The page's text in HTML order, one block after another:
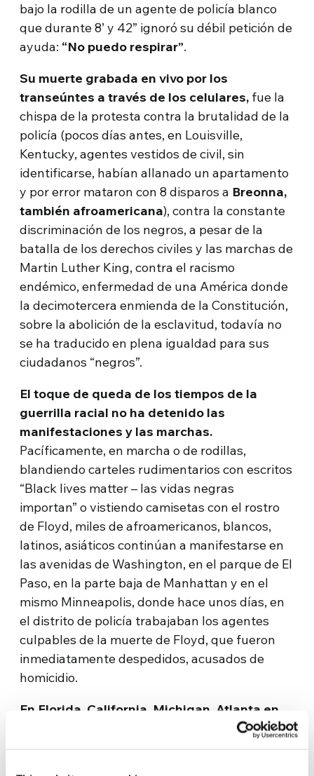
bajo la rodilla de un agente de policía blanco
que durante 8’ y 42” ignoró su débil petición de
ayuda: “No puedo respirar”.
Su muerte grabada en vivo por los
transeúntes a través de los celulares, fue la
chispa de la protesta contra la brutalidad de la
policía (pocos días antes, en Louisville,
Kentucky, agentes vestidos de civil, sin
identificarse, habían allanado un apartamento
y por error mataron con 8 disparos a Breonna,
también afroamericana), contra la constante
discriminación de los negros, a pesar de la
batalla de los derechos civiles y las marchas de
Martin Luther King, contra el racismo
endémico, enfermedad de una América donde
la decimotercera enmienda de la Constitución,
sobre la abolición de la esclavitud, todavía no
se ha traducido en plena igualdad para sus
ciudadanos “negros”.
El toque de queda de los tiempos de la
guerrilla racial no ha detenido las
manifestaciones y las marchas.
Pacíficamente, en marcha o de rodillas,
blandiendo carteles rudimentarios con escritos
“Black lives matter – las vidas negras
importan” o vistiendo camisetas con el rostro
de Floyd, miles de afroamericanos, blancos,
latinos, asiáticos continúan a manifestarse en
las avenidas de Washington, en el parque de El
Paso, en la parte baja de Manhattan y en el
mismo Minneapolis, donde hace unos días, en
el distrito de policía trabajaban los agentes
culpables de la muerte de Floyd, que fueron
inmediatamente despedidos, acusados de
homicidio.
En Florida, California, Michigan, Atlanta en
las cámaras